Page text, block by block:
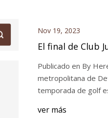
Cómo usar un
Nov 19, 2023
El final de Club
Publicado en By
metropolitana de
temporada de golf
ver más